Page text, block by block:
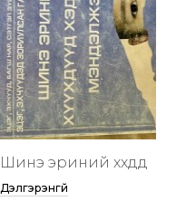
Шинэ эриний хүүхдүүд
Дэлгэрэнгүй